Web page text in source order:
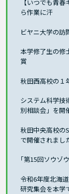
【いつでも青
ら作業に汗
ビヤニ大学の訪
本学修了生の修
賞
秋田西高校の１
システム科学技
別相談会」を
秋田中央高校の
で開催されまし
｢第15回ソウゾ
令和6年度北海
研究集会を本学